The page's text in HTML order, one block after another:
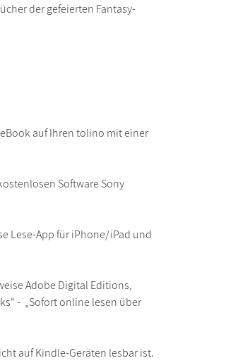
der gefeierten Fantasy-
auf Ihren tolino mit einer
Software Sony
Lese-App für iPhone/iPad und
Adobe Digital Editions,
- „Sofort online lesen über
auf Kindle-Geräten lesbar ist.